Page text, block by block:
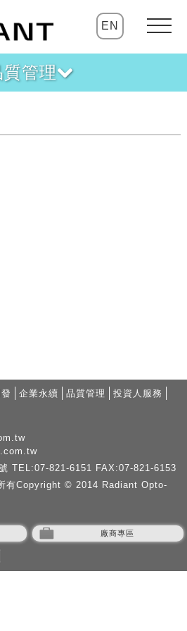
EN
質管理
企業永續 品質管理
投資人服務
TEL:07-821-6151 FAX:07-821-6153
有Copyright © 2014 Radiant Opto-
廠商專區